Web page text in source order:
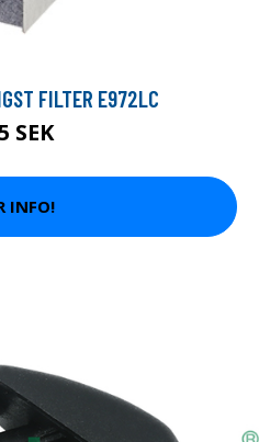
FILTER E972LC
SEK
INFO!